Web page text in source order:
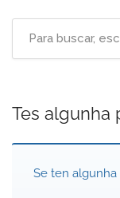
Tes algunha
Se ten